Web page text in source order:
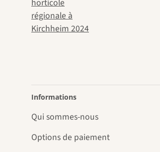
Informations
Qui sommes-nous
Options de paiement